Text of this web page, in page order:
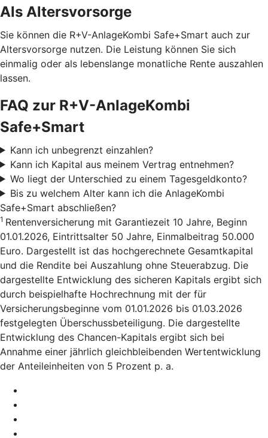
Als Altersvorsorge
Sie können die R+V-AnlageKombi Safe+Smart auch zur
Altersvorsorge nutzen. Die Leistung können Sie sich
einmalig oder als lebenslange monatliche Rente auszahlen
lassen.
FAQ zur R+V-AnlageKombi
Safe+Smart
Kann ich unbegrenzt einzahlen?
Kann ich Kapital aus meinem Vertrag entnehmen?
Wo liegt der Unterschied zu einem Tagesgeldkonto?
Bis zu welchem Alter kann ich die AnlageKombi
Safe+Smart abschließen?
1 Rentenversicherung mit Garantiezeit 10 Jahre, Beginn
01.01.2026, Eintrittsalter 50 Jahre, Einmalbeitrag 50.000
Euro. Dargestellt ist das hochgerechnete Gesamtkapital
und die Rendite bei Auszahlung ohne Steuerabzug. Die
dargestellte Entwicklung des sicheren Kapitals ergibt sich
durch beispielhafte Hochrechnung mit der für
Versicherungsbeginne vom 01.01.2026 bis 01.03.2026
festgelegten Überschussbeteiligung. Die dargestellte
Entwicklung des Chancen-Kapitals ergibt sich bei
Annahme einer jährlich gleichbleibenden Wertentwicklung
der Anteileinheiten von 5 Prozent p. a.